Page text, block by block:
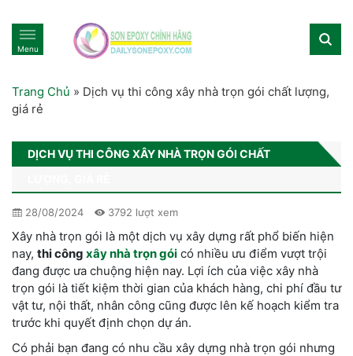
Menu
Trang Chủ » Dịch vụ thi công xây nhà trọn gói chất lượng,
giá rẻ
DỊCH VỤ THI CÔNG XÂY NHÀ TRỌN GÓI CHẤT
28/08/2024 3792 lượt xem
Xây nhà trọn gói là một dịch vụ xây dựng rất phổ biến hiện
nay, thi công xây nhà trọn gói có nhiều ưu điểm vượt trội
đang được ưa chuộng hiện nay. Lợi ích của việc xây nhà
trọn gói là tiết kiệm thời gian của khách hàng, chi phí đầu tư
vật tư, nội thất, nhân công cũng được lên kế hoạch kiểm tra
trước khi quyết định chọn dự án.
Có phải bạn đang có nhu cầu xây dựng nhà trọn gói nhưng